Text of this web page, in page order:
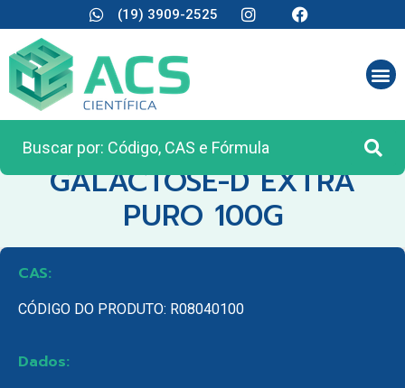
(19) 3909-2525
CATEGORIA:REAGENTES ANALÍTICOS
GALACTOSE-D EXTRA
PURO 100G
CAS:
CÓDIGO DO PRODUTO: R08040100
Dados: